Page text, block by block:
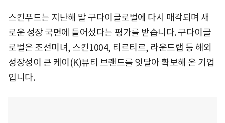
스킨푸드는 지난해 말 구다이글로벌에 다시 매각되며 새
로운 성장 국면에 들어섰다는 평가를 받습니다. 구다이글
로벌은 조선미녀, 스킨1004, 티르티르, 라운드랩 등 해외
성장성이 큰 케이(K)뷰티 브랜드를 잇달아 확보해 온 기업
입니다.